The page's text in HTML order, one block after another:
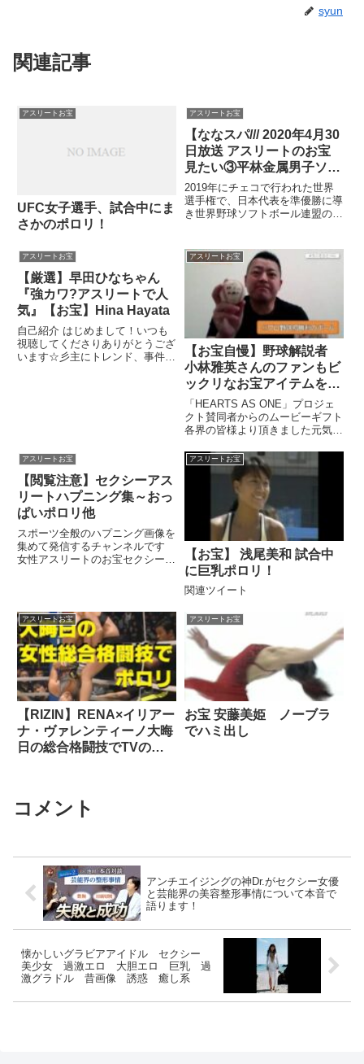
syun
関連記事
アスリートお宝
UFC女子選手、試合中にま
さかのポロリ！
アスリートお宝
【ななスパ/// 2020年4月30
日放送 アスリートのお宝
見たい③平林金属男子ソフ
トボール部 松田光選手】
2019年にチェコで行われた世界
選手権で、日本代表を準優勝に導
き世界野球ソフトボール連盟の最
イート
アスリートお宝
【厳選】早田ひなちゃん
『強カワ?アスリートで人
気』【お宝】Hina Hayata
自己紹介 はじめまして！いつも
視聴してくださりありがとうござ
います☆彡主にトレンド、事件事
アスリートお宝
【お宝自慢】野球解説者
小林雅英さんのファンもビ
ックリなお宝アイテムをご
紹介！
「HEARTS AS ONE」プロジェ
クト賛同者からのムービーギフト
各界の皆様より頂きました元気に
...関連ツイート
アスリートお宝
【閲覧注意】セクシーアス
リートハプニング集～おっ
ぱいポロリ他
スポーツ全般のハプニング画像を
集めて発信するチャンネルです
女性アスリートのお宝セクシー写
アスリートお宝
【お宝】 浅尾美和 試合中
に巨乳ポロリ！
関連ツイート
アスリートお宝
【RIZIN】RENA×イリアー
ナ・ヴァレンティーノ大晦
日の総合格闘技でTVの前
アスリートお宝
お宝 安藤美姫 ノーブラ
でハミ出し
コメント
アンチエイジングの神Dr.がセクシー女優
と芸能界の美容整形事情について本音で
語ります！
懐かしいグラビアアイドル セクシー
美少女 過激エロ 大胆エロ 巨乳 過
激グラドル 昔画像 誘惑 癒し系